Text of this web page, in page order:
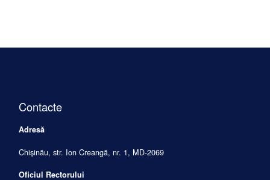
Contacte
Adresă
Chișinău, str. Ion Creangă, nr. 1, MD-2069
Oficiul Rectorului